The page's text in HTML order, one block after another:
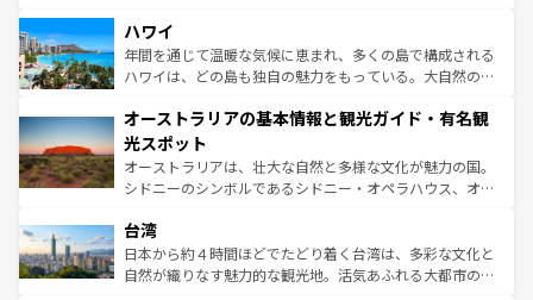
着のスイス情報は
のような巨大都市は、観光、ショッピング、エンターテイ
ンメントが詰まった刺激的なスポットだ。一方、アメリカ
西部には大自然が広がり、グランドキャニオンやイエロー
部のニューオーリンズでは、音楽と美食が融合した独特の
文化が魅力。旅行者はアメリカの各地域で異なる魅力を楽
しみながら、その多様性と豊かな歴史を感じることができ
るだろう。車でのロードトリップや列車の旅も、アメリカ
情報は
ハワイ
年間を通じて温暖な気候に恵まれ、多くの島で構成される
ハワイは、どの島も独自の魅力をもっている。大自然の神
ワイ島は見逃せない。また、定番の観光地といえばオアフ
島だが、静かな自然を求めるならマウイ島やカウアイ島が
おすすめ。エメラルドグリーンに輝く海をはじめ、豊かな
文化や歴史が息づいている。「アロハスピリット」と呼ば
人々、おいしいローカルフードやハワイアンミュージッ
ク、伝統的なフラダンスなど、すべてがハワイの魅力を彩
っている。訪れるたびに新しい発見と感動が待っているハ
オーストラリアの基本情報と観光ガイド・有名観
光スポット
オーストラリアは、壮大な自然と多様な文化が魅力の国。
シドニーのシンボルであるシドニー・オペラハウス、オー
リアリーフや大陸中央部にそびえるウルル（エアーズロッ
ク）、タスマニアの美しい原生林やケアンズの熱帯雨林な
ど、見どころがたくさん。また、カフェやワイン、オージ
台湾
日本から約４時間ほどでたどり着く台湾は、多彩な文化と
自然が織りなす魅力的な観光地。活気あふれる大都市の台